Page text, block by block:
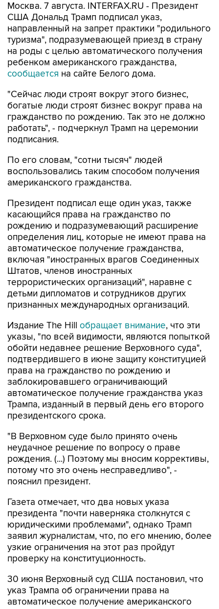
Москва. 7 августа. INTERFAX.RU - Президент
США Дональд Трамп подписал указ,
направленный на запрет практики "родильного
туризма", подразумевающей приезд в страну
на роды с целью автоматического получения
ребенком американского гражданства,
сообщается на сайте Белого дома.
"Сейчас люди строят вокруг этого бизнес,
богатые люди строят бизнес вокруг права на
гражданство по рождению. Так это не должно
работать", - подчеркнул Трамп на церемонии
подписания.
По его словам, "сотни тысяч" людей
воспользовались таким способом получения
американского гражданства.
Президент подписал еще один указ, также
касающийся права на гражданство по
рождению и подразумевающий расширение
определения лиц, которые не имеют права на
автоматическое получение гражданства,
включая "иностранных врагов Соединенных
Штатов, членов иностранных
террористических организаций", наравне с
детьми дипломатов и сотрудников других
признанных международных организаций.
Издание The Hill обращает внимание, что эти
указы, "по всей видимости, являются попыткой
обойти недавнее решение Верховного суда",
подтвердившего в июне защиту конституцией
права на гражданство по рождению и
заблокировавшего ограничивающий
автоматическое получение гражданства указ
Трампа, изданный в первый день его второго
президентского срока.
"В Верховном суде было принято очень
неудачное решение по вопросу о праве
рождения. (...) Поэтому мы вносим коррективы,
потому что это очень несправедливо", -
пояснил президент.
Газета отмечает, что два новых указа
президента "почти наверняка столкнутся с
юридическими проблемами", однако Трамп
заявил журналистам, что, по его мнению, более
узкие ограничения на этот раз пройдут
проверку на конституционность.
30 июня Верховный суд США постановил, что
указ Трампа об ограничении права на
автоматическое получение американского